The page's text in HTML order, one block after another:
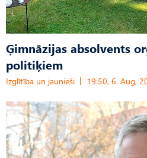
Ģimnāzijas absolvents
politiķiem
Izglītība un jaunieši 19:50, 6. Aug,